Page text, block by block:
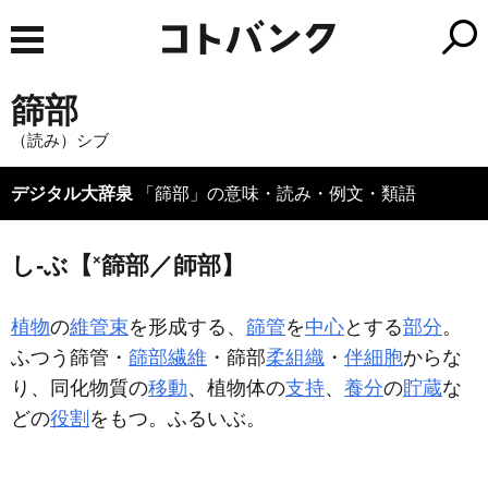
篩部
（読み）シブ
デジタル大辞泉 「篩部」の意味・読み・例文・類語
し‐ぶ【 ×篩部／師部】
植物の維管束を形成する、 篩管を中心とする部分。
ふつう篩管・ 篩部繊維 ・篩部柔組織 ・ 伴細胞からな
り、同化物質の移動、植物体の支持、 養分の貯蔵な
どの役割 をもつ。ふるいぶ。